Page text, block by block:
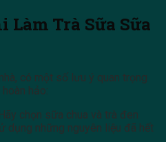
Trà Sữa Sữa
có một số lưu ý quan trọng
hảo:
chọn sữa chua và trà đen
dụng những nguyên liệu đã hết